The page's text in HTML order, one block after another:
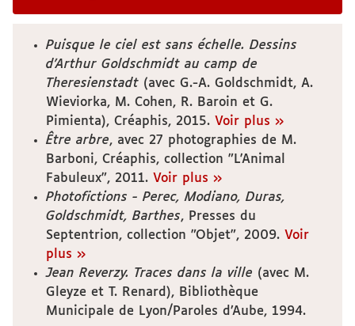
Puisque le ciel est sans échelle. Dessins
d’Arthur Goldschmidt au camp de
Theresienstadt (avec G.-A. Goldschmidt, A.
Wieviorka, M. Cohen, R. Baroin et G.
Pimienta), Créaphis, 2015. Voir plus »
Être arbre, avec 27 photographies de M.
Barboni, Créaphis, collection "L'Animal
Fabuleux", 2011. Voir plus »
Photofictions - Perec, Modiano, Duras,
Goldschmidt, Barthes, Presses du
Septentrion, collection "Objet", 2009. Voir
plus »
Jean Reverzy. Traces dans la ville (avec M.
Gleyze et T. Renard), Bibliothèque
Municipale de Lyon/Paroles d’Aube, 1994.